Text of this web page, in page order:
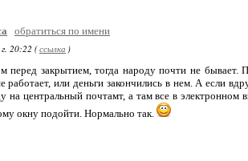
обратиться по имени
20:22 (ссылка )
перед закрытием, тогда народу почти не бывает.
работает, или деньги закончились в нем. А если
на центральный почтамт, а там все в электронном
окну подойти. Нормально так.